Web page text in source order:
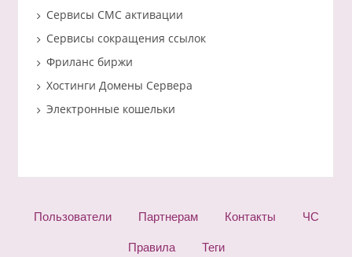
Сервисы СМС активации
Сервисы сокращения ссылок
Фриланс биржи
Хостинги Домены Сервера
Электронные кошельки
Пользователи Партнерам Контакты ЧС
Правила Теги